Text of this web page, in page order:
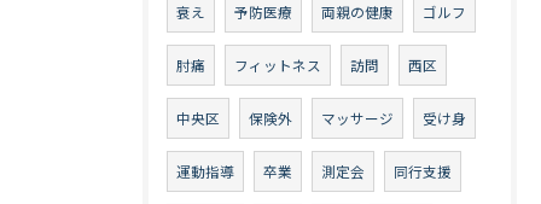
衰え 予防医療 両親の健康 ゴルフ
肘痛 フィットネス 訪問 西区
中央区 保険外 マッサージ 受け身
運動指導 卒業 測定会 同行支援